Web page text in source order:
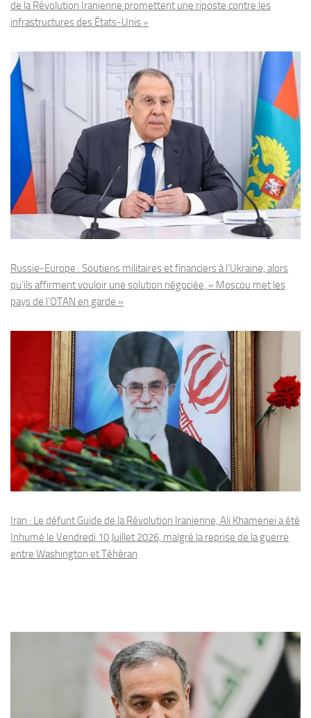
de la Révolution Iranienne promettent une riposte contre les
infrastructures des États-Unis »
Russie-Europe : Soutiens militaires et financiers à l’Ukraine, alors
qu’ils affirment vouloir une solution négociée, « Moscou met les
pays de l’OTAN en garde »
Iran : Le défunt Guide de la Révolution Iranienne, Ali Khamenei a été
Inhumé le Vendredi 10 Juillet 2026, malgré la reprise de la guerre
entre Washington et Téhéran